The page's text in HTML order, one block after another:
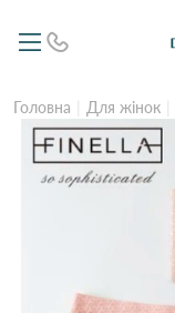
Головна Для жінок